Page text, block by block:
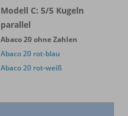
Modell C: 5/5 Kugeln
parallel
Abaco 20 ohne Zahlen
Abaco 20 rot-blau
Abaco 20 rot-weiß